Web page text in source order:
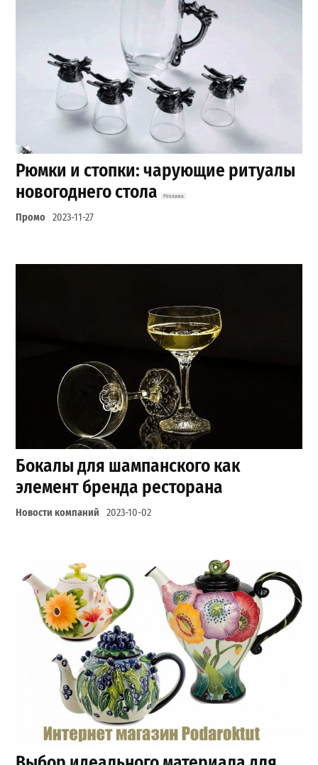
Рюмки и стопки: чарующие ритуалы
новогоднего стола
Промо 2023-11-27
Бокалы для шампанского как
элемент бренда ресторана
Новости компаний 2023-10-02